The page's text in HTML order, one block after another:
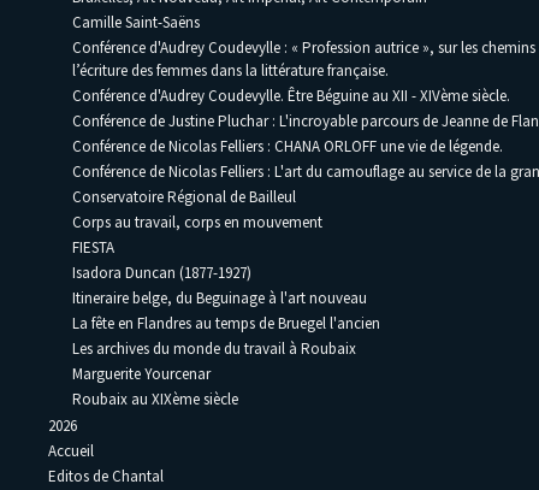
Camille Saint-Saëns
Conférence d'Audrey Coudevylle : « Profession autrice », sur les
l’écriture des femmes dans la littérature française.
Conférence d'Audrey Coudevylle. Être Béguine au XII - XIVème siècle.
Conférence de Justine Pluchar : L'incroyable parcours de Jeanne de
Conférence de Nicolas Felliers : CHANA ORLOFF une vie de légende.
Conférence de Nicolas Felliers : L'art du camouflage au service de la
Conservatoire Régional de Bailleul
Corps au travail, corps en mouvement
FIESTA
Isadora Duncan (1877-1927)
Itineraire belge, du Beguinage à l'art nouveau
La fête en Flandres au temps de Bruegel l'ancien
Les archives du monde du travail à Roubaix
Marguerite Yourcenar
Roubaix au XIXème siècle
2026
Accueil
Editos de Chantal